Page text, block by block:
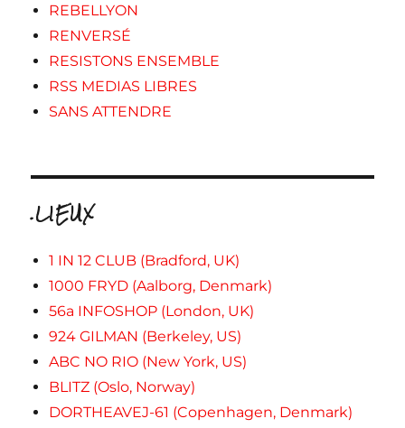
REBELLYON
RENVERSÉ
RESISTONS ENSEMBLE
RSS MEDIAS LIBRES
SANS ATTENDRE
.LIEUX
1 IN 12 CLUB (Bradford, UK)
1000 FRYD (Aalborg, Denmark)
56a INFOSHOP (London, UK)
924 GILMAN (Berkeley, US)
ABC NO RIO (New York, US)
BLITZ (Oslo, Norway)
DORTHEAVEJ-61 (Copenhagen, Denmark)